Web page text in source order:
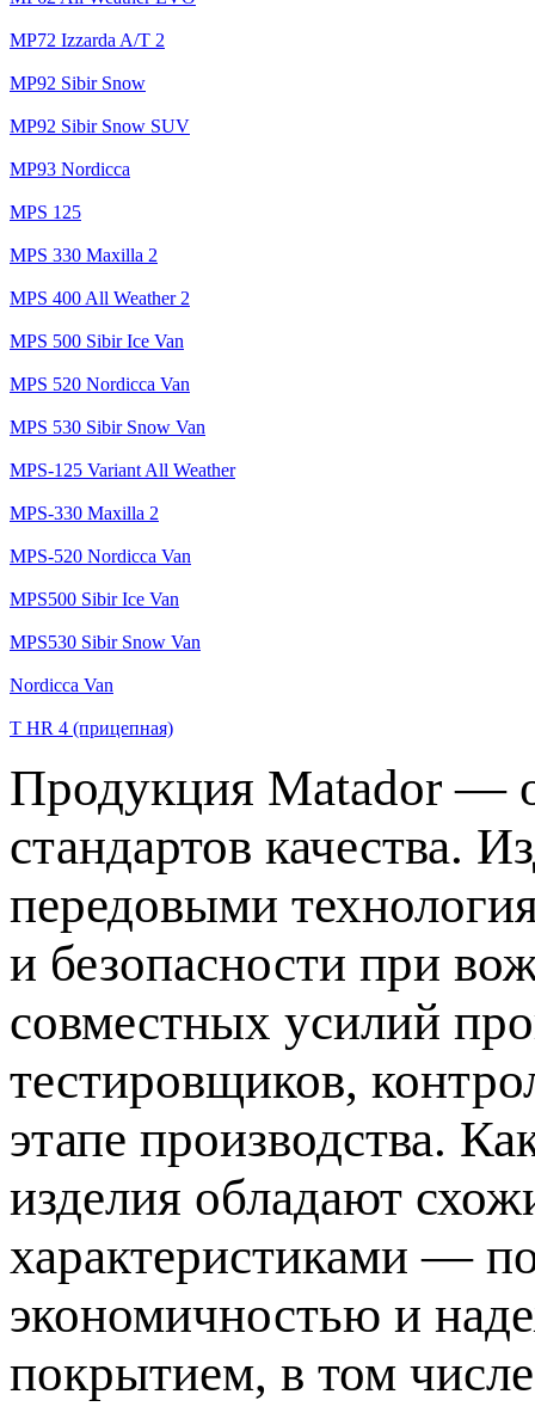
MP72 Izzarda A/T 2
MP92 Sibir Snow
MP92 Sibir Snow SUV
MP93 Nordicca
MPS 125
MPS 330 Maxilla 2
MPS 400 All Weather 2
MPS 500 Sibir Ice Van
MPS 520 Nordicca Van
MPS 530 Sibir Snow Van
MPS-125 Variant All Weather
MPS-330 Maxilla 2
MPS-520 Nordicca Van
MPS500 Sibir Ice Van
MPS530 Sibir Snow Van
Nordicca Van
T HR 4 (прицепная)
Продукция Matador —
стандартов качества.
передовыми
и безопасности при
совместных усилий
тестировщиков,
этапе производства.
изделия обладают
характеристиками —
экономичностью и
покрытием, в том